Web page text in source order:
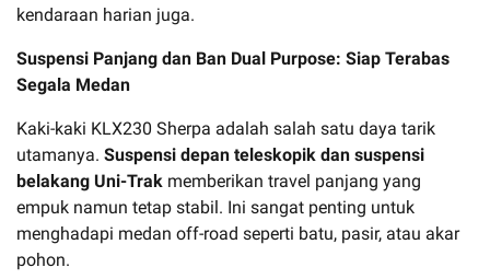
kendaraan harian juga.
Suspensi Panjang dan Ban Dual Purpose: Siap Terabas
Segala Medan
Kaki-kaki KLX230 Sherpa adalah salah satu daya tarik
utamanya. Suspensi depan teleskopik dan suspensi
belakang Uni-Trak memberikan travel panjang yang
empuk namun tetap stabil. Ini sangat penting untuk
menghadapi medan off-road seperti batu, pasir, atau akar
pohon.